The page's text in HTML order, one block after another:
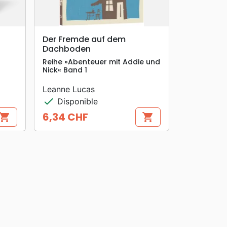
search APERÇU RAPIDE
Der Fremde auf dem
Dachboden
Reihe »Abenteuer mit Addie und
Nick« Band 1
Leanne Lucas
check Disponible
Prix
6,34 CHF shopping_cart